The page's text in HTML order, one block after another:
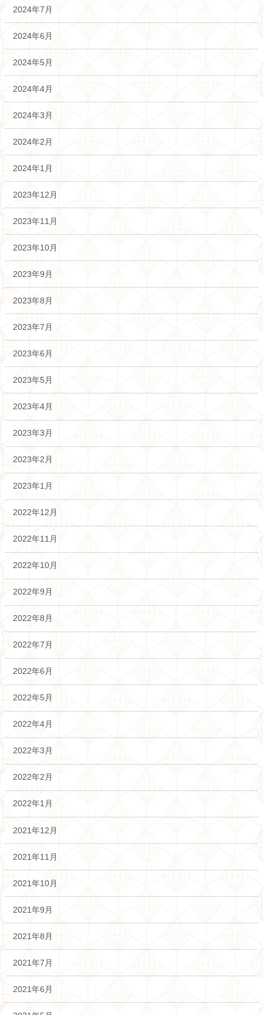
2024年7月
2024年6月
2024年5月
2024年4月
2024年3月
2024年2月
2024年1月
2023年12月
2023年11月
2023年10月
2023年9月
2023年8月
2023年7月
2023年6月
2023年5月
2023年4月
2023年3月
2023年2月
2023年1月
2022年12月
2022年11月
2022年10月
2022年9月
2022年8月
2022年7月
2022年6月
2022年5月
2022年4月
2022年3月
2022年2月
2022年1月
2021年12月
2021年11月
2021年10月
2021年9月
2021年8月
2021年7月
2021年6月